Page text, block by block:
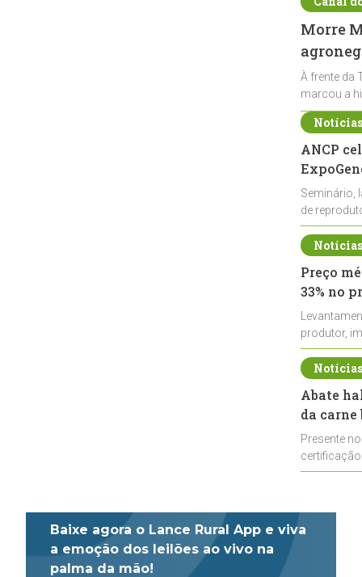
Morre
À frente da
marcou a
ANCP
Seminário,
de
durante a
Preço
33% no
produtor,
de leite cru
Abate
da
Presente
Baixe agora o Lance Rural App e viva
a emoção dos leilões ao vivo na
palma da mão!